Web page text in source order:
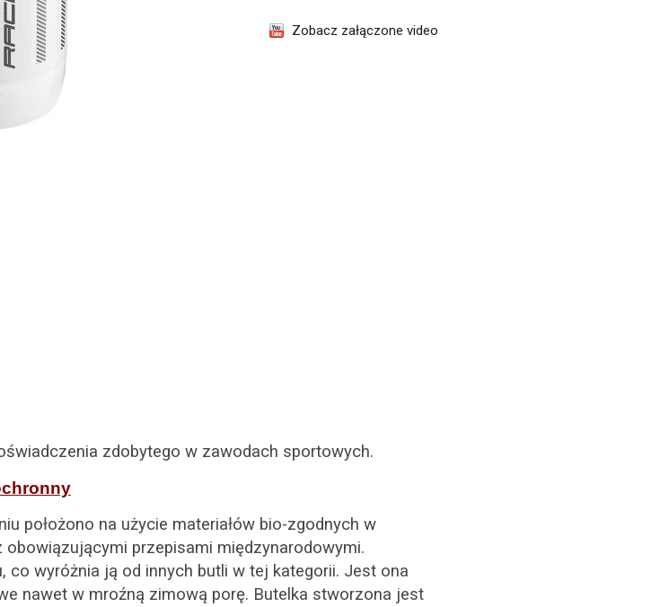
Zobacz załączone video
zdobytego w zawodach sportowych.
położono na użycie materiałów bio-zgodnych w
przepisami międzynarodowymi.
co wyróżnia ją od innych butli w tej kategorii. Jest ona
nawet w mroźną zimową porę. Butelka stworzona jest